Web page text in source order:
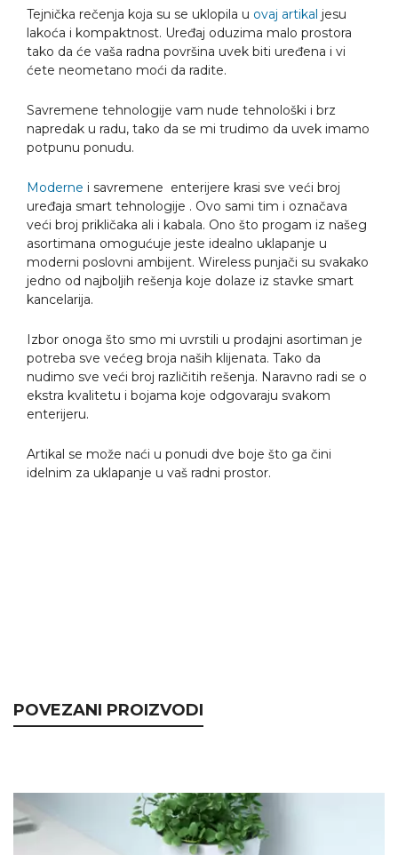
Tejnička rečenja koja su se uklopila u ovaj artikal jesu
lakoća i kompaktnost. Uređaj oduzima malo prostora
tako da će vaša radna površina uvek biti uređena i vi
ćete neometano moći da radite.
Savremene tehnologije vam nude tehnološki i brz
napredak u radu, tako da se mi trudimo da uvek imamo
potpunu ponudu.
Moderne i savremene enterijere krasi sve veći broj
uređaja smart tehnologije . Ovo sami tim i označava
veći broj prikličaka ali i kabala. Ono što progam iz našeg
asortimana omogućuje jeste idealno uklapanje u
moderni poslovni ambijent. Wireless punjači su svakako
jedno od najboljih rešenja koje dolaze iz stavke smart
kancelarija.
Izbor onoga što smo mi uvrstili u prodajni asortiman je
potreba sve većeg broja naših klijenata. Tako da
nudimo sve veći broj različitih rešenja. Naravno radi se o
ekstra kvalitetu i bojama koje odgovaraju svakom
enterijeru.
Artikal se može naći u ponudi dve boje što ga čini
idelnim za uklapanje u vaš radni prostor.
POVEZANI PROIZVODI